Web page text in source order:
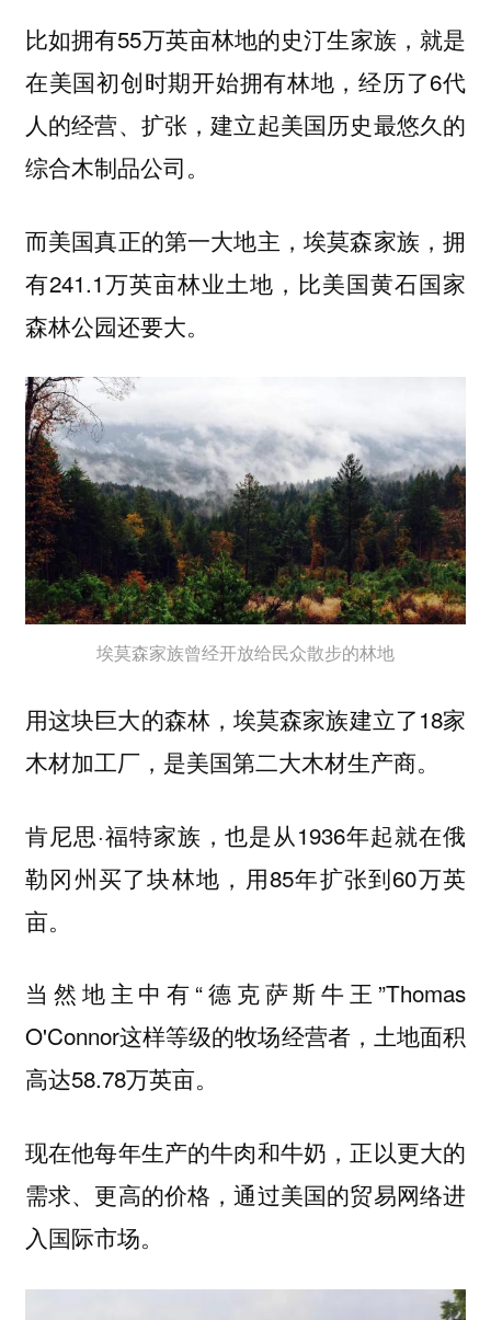
比如拥有55万英亩林地的史汀生家族，就是
在美国初创时期开始拥有林地，经历了6代
人的经营、扩张，建立起美国历史最悠久的
综合木制品公司。
而美国真正的第一大地主，埃莫森家族，拥
有241.1万英亩林业土地，比美国黄石国家
森林公园还要大。
埃莫森家族曾经开放给民众散步的林地
用这块巨大的森林，埃莫森家族建立了18家
木材加工厂，是美国第二大木材生产商。
肯尼思·福特家族，也是从1936年起就在俄
勒冈州买了块林地，用85年扩张到60万英
亩。
当然地主中有“德克萨斯牛王”Thomas
O'Connor这样等级的牧场经营者，土地面积
高达58.78万英亩。
现在他每年生产的牛肉和牛奶，正以更大的
需求、更高的价格，通过美国的贸易网络进
入国际市场。